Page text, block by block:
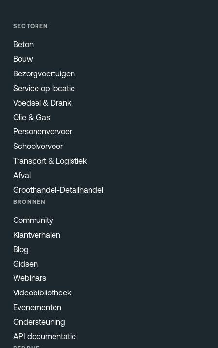
SECTOREN
Beton
Bouw
Bezorgvoertuigen
Service op locatie
Voedsel & Drank
Olie & Gas
Personenvervoer
Schoolvervoer
Transport & Logistiek
Afval
Groothandel-Detailhandel
BRONNEN
Community
Klantverhalen
Blog
Gidsen
Webinars
Videobibliotheek
Evenementen
Ondersteuning
API documentatie